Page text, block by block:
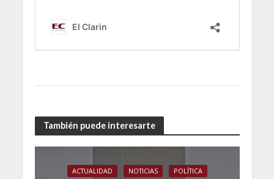
También puede interesarte
ACTUALIDAD NOTICIAS POLÍTICA